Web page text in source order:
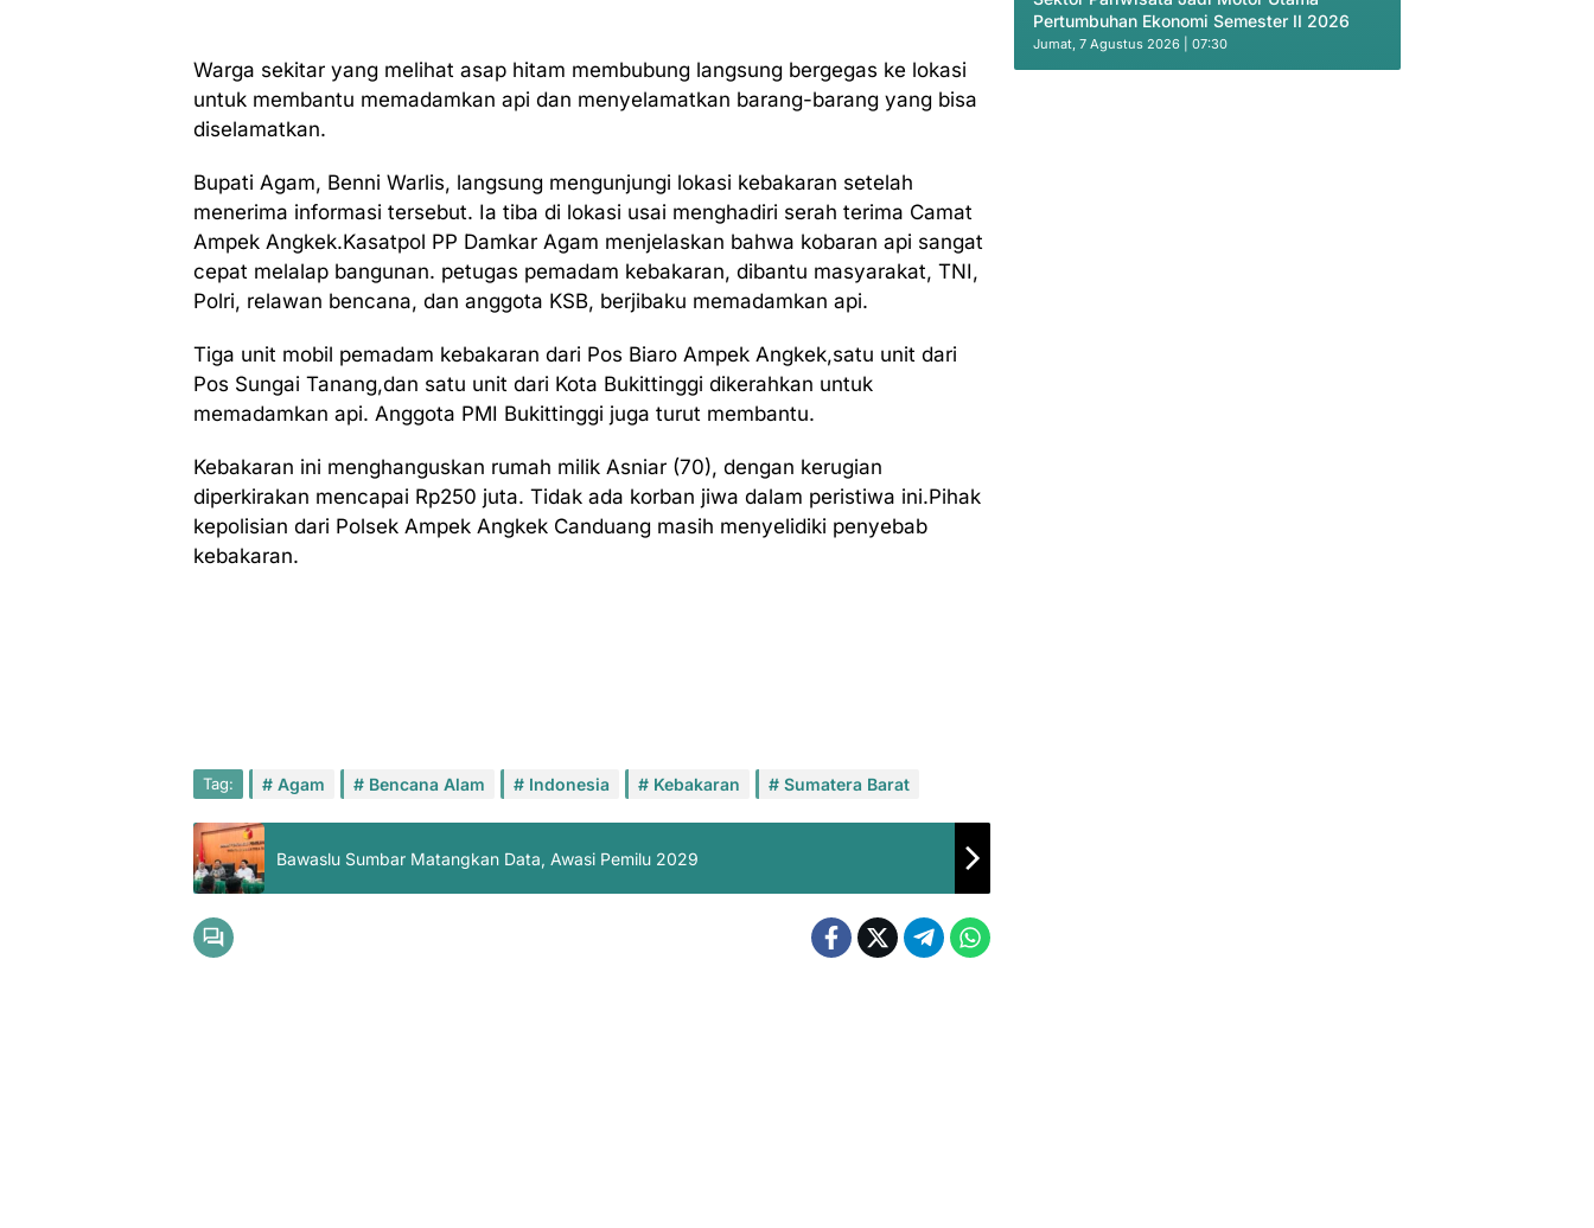
Warga sekitar yang melihat asap hitam membubung langsung bergegas ke lokasi
untuk membantu memadamkan api dan menyelamatkan barang-barang yang bisa
diselamatkan.
Bupati Agam, Benni Warlis, langsung mengunjungi lokasi kebakaran setelah
menerima informasi tersebut. Ia tiba di lokasi usai menghadiri serah terima Camat
Ampek Angkek.Kasatpol PP Damkar Agam menjelaskan bahwa kobaran api sangat
cepat melalap bangunan. petugas pemadam kebakaran, dibantu masyarakat, TNI,
Polri, relawan bencana, dan anggota KSB, berjibaku memadamkan api.
Tiga unit mobil pemadam kebakaran dari Pos Biaro Ampek Angkek,satu unit dari
Pos Sungai Tanang,dan satu unit dari Kota Bukittinggi dikerahkan untuk
memadamkan api. Anggota PMI Bukittinggi juga turut membantu.
Kebakaran ini menghanguskan rumah milik Asniar (70), dengan kerugian
diperkirakan mencapai Rp250 juta. Tidak ada korban jiwa dalam peristiwa ini.Pihak
kepolisian dari Polsek Ampek Angkek Canduang masih menyelidiki penyebab
kebakaran.
Tag: Agam Bencana Alam Indonesia Kebakaran Sumatera Barat
Bawaslu Sumbar Matangkan Data, Awasi Pemilu 2029
Pertumbuhan Ekonomi Semester II 2026
Jumat, 7 Agustus 2026 | 07:30